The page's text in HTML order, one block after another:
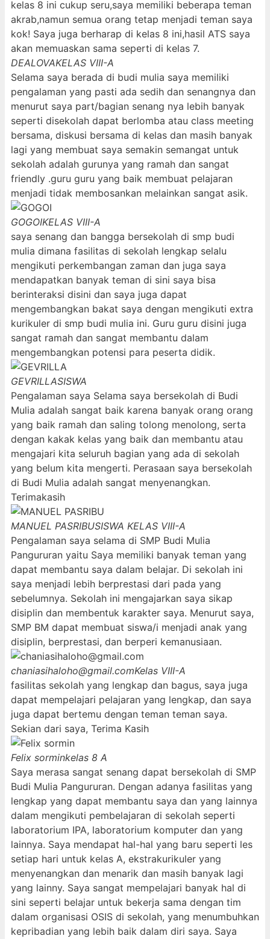
kelas 8 ini cukup seru,saya memiliki beberapa teman
akrab,namun semua orang tetap menjadi teman saya
kok! Saya juga berharap di kelas 8 ini,hasil ATS saya
akan memuaskan sama seperti di kelas 7.
DEALOVAKELAS VIII-A
Selama saya berada di budi mulia saya memiliki
pengalaman yang pasti ada sedih dan senangnya dan
menurut saya part/bagian senang nya lebih banyak
seperti disekolah dapat berlomba atau class meeting
bersama, diskusi bersama di kelas dan masih banyak
lagi yang membuat saya semakin semangat untuk
sekolah adalah gurunya yang ramah dan sangat
friendly .guru guru yang baik membuat pelajaran
menjadi tidak membosankan melainkan sangat asik.
GOGOIKELAS VIII-A
saya senang dan bangga bersekolah di smp budi
mulia dimana fasilitas di sekolah lengkap selalu
mengikuti perkembangan zaman dan juga saya
mendapatkan banyak teman di sini saya bisa
berinteraksi disini dan saya juga dapat
mengembangkan bakat saya dengan mengikuti extra
kurikuler di smp budi mulia ini. Guru guru disini juga
sangat ramah dan sangat membantu dalam
mengembangkan potensi para peserta didik.
GEVRILLASISWA
Pengalaman saya Selama saya bersekolah di Budi
Mulia adalah sangat baik karena banyak orang orang
yang baik ramah dan saling tolong menolong, serta
dengan kakak kelas yang baik dan membantu atau
mengajari kita seluruh bagian yang ada di sekolah
yang belum kita mengerti. Perasaan saya bersekolah
di Budi Mulia adalah sangat menyenangkan.
Terimakasih
MANUEL PASRIBUSISWA KELAS VIII-A
Pengalaman saya selama di SMP Budi Mulia
Pangururan yaitu Saya memiliki banyak teman yang
dapat membantu saya dalam belajar. Di sekolah ini
saya menjadi lebih berprestasi dari pada yang
sebelumnya. Sekolah ini mengajarkan saya sikap
disiplin dan membentuk karakter saya. Menurut saya,
SMP BM dapat membuat siswa/i menjadi anak yang
disiplin, berprestasi, dan berperi kemanusiaan.
chaniasihaloho@gmail.comKelas VIII-A
fasilitas sekolah yang lengkap dan bagus, saya juga
dapat mempelajari pelajaran yang lengkap, dan saya
juga dapat bertemu dengan teman teman saya.
Sekian dari saya, Terima Kasih
Felix sorminkelas 8 A
Saya merasa sangat senang dapat bersekolah di SMP
Budi Mulia Pangururan. Dengan adanya fasilitas yang
lengkap yang dapat membantu saya dan yang lainnya
dalam mengikuti pembelajaran di sekolah seperti
laboratorium IPA, laboratorium komputer dan yang
lainnya. Saya mendapat hal-hal yang baru seperti les
setiap hari untuk kelas A, ekstrakurikuler yang
menyenangkan dan menarik dan masih banyak lagi
yang lainny. Saya sangat mempelajari banyak hal di
sini seperti belajar untuk bekerja sama dengan tim
dalam organisasi OSIS di sekolah, yang menumbuhkan
kepribadian yang lebih baik dalam diri saya. Saya